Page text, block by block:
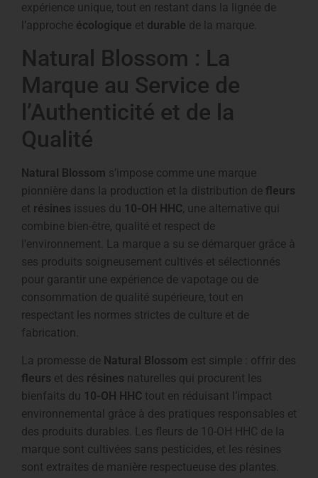
expérience unique, tout en restant dans la lignée de
l’approche écologique et durable de la marque.
Natural Blossom : La
Marque au Service de
l’Authenticité et de la
Qualité
Natural Blossom s’impose comme une marque
pionnière dans la production et la distribution de fleurs
et résines issues du 10-OH HHC, une alternative qui
combine bien-être, qualité et respect de
l’environnement. La marque a su se démarquer grâce à
ses produits soigneusement cultivés et sélectionnés
pour garantir une expérience de vapotage ou de
consommation de qualité supérieure, tout en
respectant les normes strictes de culture et de
fabrication.
La promesse de Natural Blossom est simple : offrir des
fleurs et des résines naturelles qui procurent les
bienfaits du 10-OH HHC tout en réduisant l’impact
environnemental grâce à des pratiques responsables et
des produits durables. Les fleurs de 10-OH HHC de la
marque sont cultivées sans pesticides, et les résines
sont extraites de manière respectueuse des plantes.